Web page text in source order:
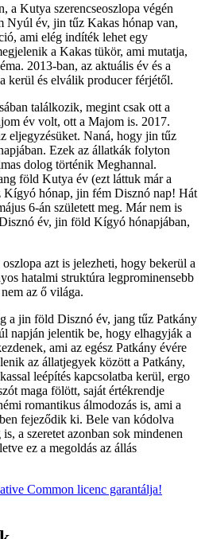
a Kutya szerencseoszlopa végén
Nyúl év, jin tűz Kakas hónap van,
ami elég indíték lehet egy
a Kakas tükör, ami mutatja,
2013-ban, az aktuális év és a
kerül és elválik producer férjétől.
találkozik, megint csak ott a
év volt, ott a Majom is. 2017.
eljegyzésüket. Naná, hogy jin tűz
Ezek az állatkák folyton
dolog történik Meghannal.
föld Kutya év (ezt láttuk már a
Kígyó hónap, jin fém Disznó nap! Hát
6-án született meg. Már nem is
év, jin föld Kígyó hónapjában,
azt is jelezheti, hogy bekerül a
hatalmi struktúra legprominensebb
az ő világa.
a jin föld Disznó év, jang tűz Patkány
napján jelentik be, hogy elhagyják a
ami az egész Patkány évére
az állatjegyek között a Patkány,
leépítés kapcsolatba kerül, ergo
maga fölött, saját értékrendje
romantikus álmodozás is, ami a
fejeződik ki. Bele van kódolva
a szeretet azonban sok mindenen
ez a megoldás az állás
Common licenc garantálja!